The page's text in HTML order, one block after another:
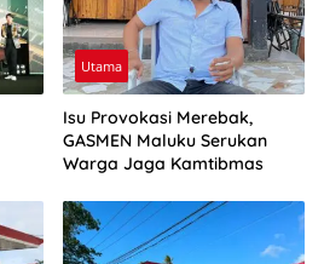
Utama
Isu Provokasi Merebak,
GASMEN Maluku Serukan
Warga Jaga Kamtibmas